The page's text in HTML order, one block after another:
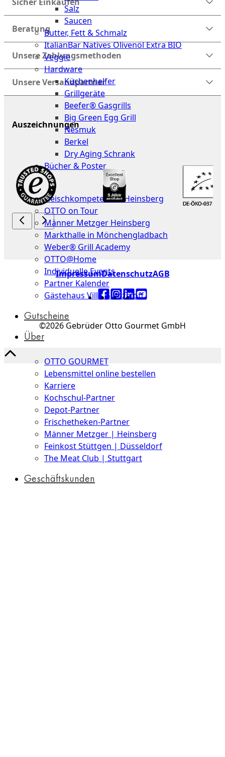
Salz
Saucen
Butter, Fett & Schmalz
ItalianBar Natives Olivenöl Extra BIO
Veggie
Hardware
Küchenhelfer
Grillgeräte
Beefer® Gasgrills
Big Green Egg Grill
Nesmuk
Berkel
Dry Aging Schrank
Bücher & Poster
Events
Fleischkompetenz in Heinsberg
OTTO on Tour
Männer Metzger Heinsberg
Markthalle in Mönchengladbach
Weber® Grill Academy
OTTO@Home
Individuelle Events
Partner Kalender
Gästehaus Villa Glanzstoff
Gutscheine
Über
OTTO GOURMET
Lebensmittel online bestellen
Karriere
Kochschul-Partner
Depot-Partner
Frischetheken-Partner
Männer Metzger | Heinsberg
Feinkost Stüttgen | Düsseldorf
The Meat Club | Stuttgart
Geschäftskunden
Beratung
Unsere Zahlungsmethoden
Unsere Versandpartner
Auszeichnungen
ImpressumDatenschutzAGB
©2026 Gebrüder Otto Gourmet GmbH